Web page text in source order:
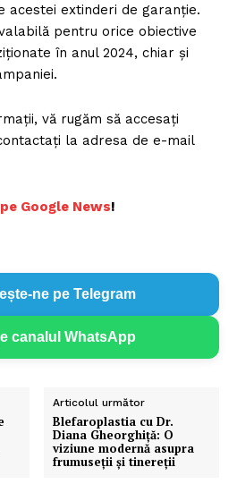
acestei extinderi de garanție.
pentru orice obiective
în anul 2024, chiar și
vă rugăm să accesați
la adresa de e-mail
Google News!
ne pe Telegram
canalul WhatsApp
Articolul următor
Blefaroplastia cu Dr.
Diana Gheorghiță: O
viziune modernă asupra
frumuseții și tinereții